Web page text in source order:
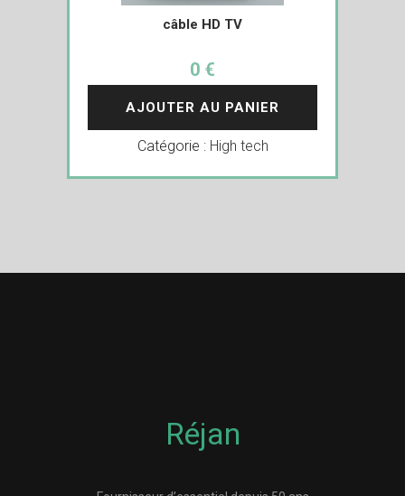
câble HD TV
0 €
AJOUTER AU PANIER
Catégorie : High tech
Réjan